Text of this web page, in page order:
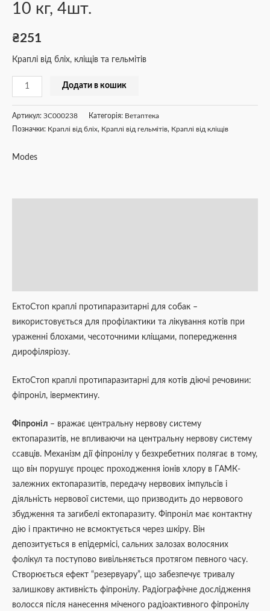
10 кг, 4шт.
₴251
Краплі від бліх, кліщів та гельмітів
Додати в кошик
Артикул: ЗС000238 Категорія: Ветаптека
Позначки: Краплі від бліх, Краплі від гельмітів, Краплі від кліщів
Modes
ЕктоСтоп краплі протипаразитарні для собак –
використовується для профілактики та лікування котів при
ураженні блохами, чесоточними кліщами, попередження
дирофіляріозу.
ЕктоСтоп краплі протипаразитарні для котів діючі речовини:
фіпроніл, івермектину.
Фіпроніл – вражає центральну нервову систему
ектопаразитів, не впливаючи на центральну нервову систему
ссавців. Механізм дії фіпронілу у безхребетних полягає в тому,
що він порушує процес проходження іонів хлору в ГАМК-
залежних ектопаразитів, передачу нервових імпульсів і
діяльність нервової системи, що призводить до нервового
збудження та загибелі ектопаразиту. Фіпроніл має контактну
дію і практично не всмоктується через шкіру. Він
депозитується в епідермісі, сальних залозах волосяних
фолікул та поступово вивільняється протягом певного часу.
Створюється ефект “резервуару”, що забезпечує тривалу
залишкову активність фіпронілу. Радіографічне дослідження
волосся після нанесення міченого радіоактивного фіпронілу